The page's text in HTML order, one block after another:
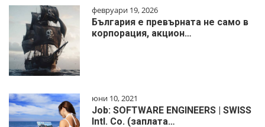
февруари 19, 2026
България е превърната не само в
корпорация, акцион…
юни 10, 2021
Job: SOFTWARE ENGINEERS | SWISS
Intl. Co. (заплата…